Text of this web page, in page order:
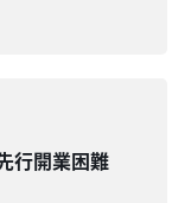
行開業困難